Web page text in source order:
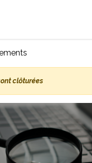
clôturées